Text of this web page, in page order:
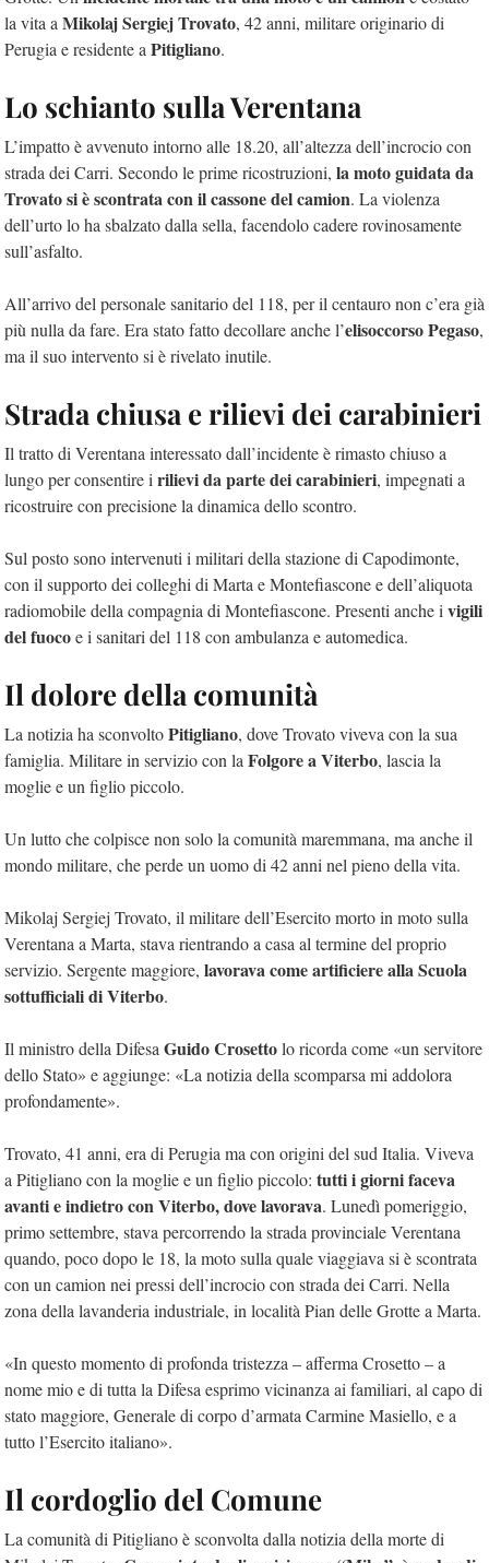
la vita a Mikolaj Sergiej Trovato, 42 anni, militare originario di
Perugia e residente a Pitigliano.
Lo schianto sulla Verentana
L’impatto è avvenuto intorno alle 18.20, all’altezza dell’incrocio con
strada dei Carri. Secondo le prime ricostruzioni, la moto guidata da
Trovato si è scontrata con il cassone del camion. La violenza
dell’urto lo ha sbalzato dalla sella, facendolo cadere rovinosamente
sull’asfalto.
All’arrivo del personale sanitario del 118, per il centauro non c’era già
più nulla da fare. Era stato fatto decollare anche l’elisoccorso Pegaso,
ma il suo intervento si è rivelato inutile.
Strada chiusa e rilievi dei carabinieri
Il tratto di Verentana interessato dall’incidente è rimasto chiuso a
lungo per consentire i rilievi da parte dei carabinieri, impegnati a
ricostruire con precisione la dinamica dello scontro.
Sul posto sono intervenuti i militari della stazione di Capodimonte,
con il supporto dei colleghi di Marta e Montefiascone e dell’aliquota
radiomobile della compagnia di Montefiascone. Presenti anche i vigili
del fuocoe i sanitari del 118 con ambulanza e automedica.
Il dolore della comunità
La notizia ha sconvoltoPitigliano, dove Trovato viveva con la sua
famiglia. Militare in servizio con la Folgore a Viterbo, lascia la
moglie e un figlio piccolo.
Un lutto che colpisce non solo la comunità maremmana, ma anche il
mondo militare, che perde un uomo di 42 anni nel pieno della vita.
Mikolaj Sergiej Trovato, il militare dell’Esercito morto in moto sulla
Verentana a Marta, stava rientrando a casa al termine del proprio
servizio. Sergente maggiore, lavorava come artificiere alla Scuola
sottufficiali di Viterbo.
Il ministro della Difesa Guido Crosettolo ricorda come «un servitore
dello Stato» e aggiunge: «La notizia della scomparsa mi addolora
profondamente».
Trovato, 41 anni, era di Perugia ma con origini del sud Italia. Viveva
a Pitigliano con la moglie e un figlio piccolo: tutti i giorni faceva
avanti e indietro con Viterbo, dove lavorava. Lunedì pomeriggio,
primo settembre, stava percorrendo la strada provinciale Verentana
quando, poco dopo le 18, la moto sulla quale viaggiava si è scontrata
con un camion nei pressi dell’incrocio con strada dei Carri. Nella
zona della lavanderia industriale, in località Pian delle Grotte a Marta.
«In questo momento di profonda tristezza – afferma Crosetto – a
nome mio e di tutta la Difesa esprimo vicinanza ai familiari, al capo di
stato maggiore, Generale di corpo d’armata Carmine Masiello, e a
tutto l’Esercito italiano».
Il cordoglio del Comune
La comunità di Pitigliano è sconvolta dalla notizia della morte di